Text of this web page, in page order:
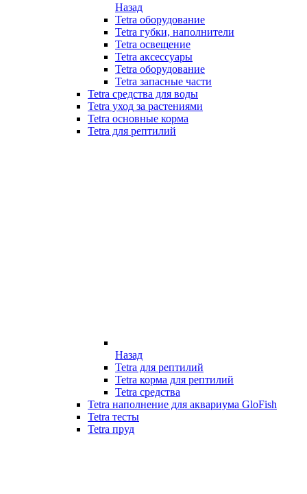
Назад
Tetra оборудование
Tetra губки, наполнители
Tetra освещение
Tetra аксессуары
Tetra оборудование
Tetra запасные части
Tetra средства для воды
Tetra уход за растениями
Tetra основные корма
Tetra для рептилий
Назад
Tetra для рептилий
Tetra корма для рептилий
Tetra средства
Tetra наполнение для аквариума GloFish
Tetra тесты
Tetra пруд